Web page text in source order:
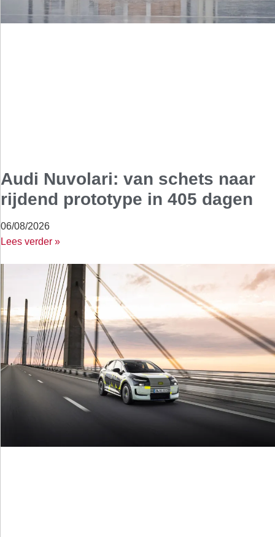
Audi Nuvolari: van schets naar
rijdend prototype in 405 dagen
06/08/2026
Lees verder »